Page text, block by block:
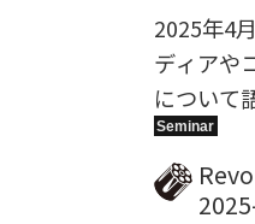
2025年4
ディアや
について
第16回を
講師は、
で、日本